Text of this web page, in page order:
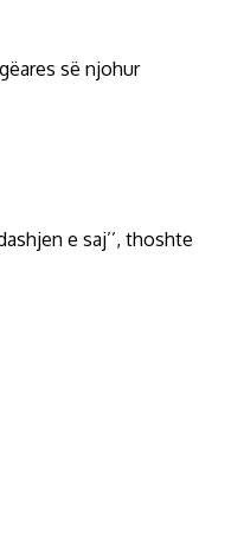
së njohur
e saj’’, thoshte